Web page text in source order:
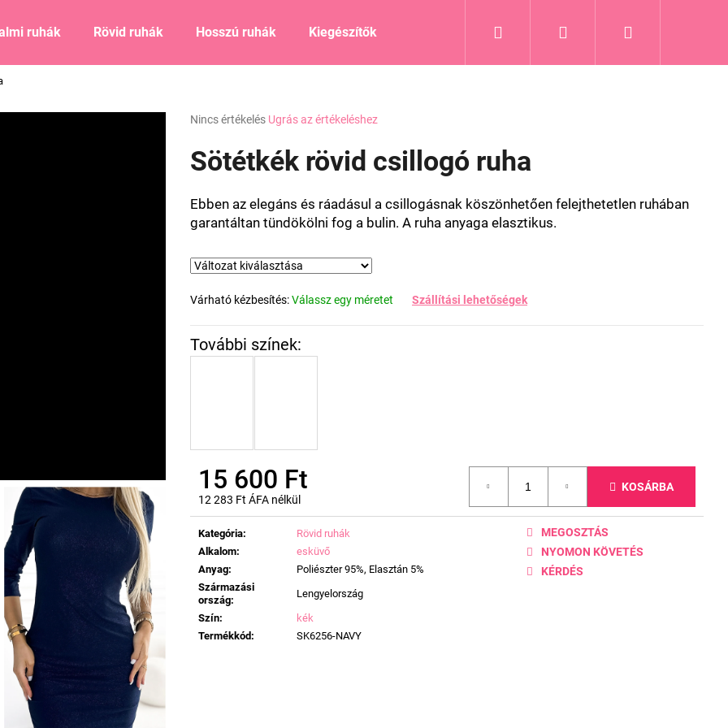
ruhák Rövid ruhák Hosszú ruhák Kiegészítők Keresés Bejelentkezés
A
átlagos
értékelése
ből
0,0
csillag.
Nincs értékelés Ugrás az értékeléshez
Sötétkék rövid csillogó ruha
Ebben az elegáns és ráadásul a csillogásnak köszönhetően felejthetetlen ruhában
garantáltan tündökölni fog a bulin. A ruha anyaga elasztikus.
Várható kézbesítés:Válassz egy méretet Szállítási lehetőségek
15 600 Ft
12 283 Ft ÁFA nélkül
Egységár:
KOSÁRBA
Kategória:
Rövid ruhák
Alkalom:
esküvő
Anyag:
Poliészter 95%, Elasztán 5%
Származási
ország:
Lengyelország
Szín:
kék
Termékkód: SK6256-NAVY
KÉRDÉS
NYOMON KÖVETÉS
MEGOSZTÁS
KERESÉS